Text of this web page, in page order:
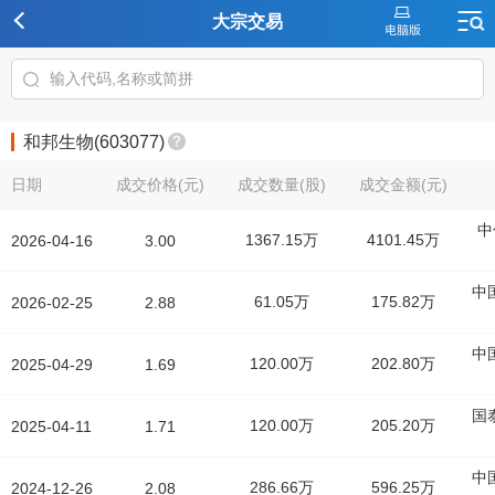
大宗交易
和邦生物(603077)
日期
2026-04-16
2026-02-25
2025-04-29
2025-04-11
2024-12-26
成交价格(元) 成交数量(股) 成交金额(元)
3.00 1367.15万 4101.45万
2.88 61.05万 175.82万
中
1.69 120.00万 202.80万
中
1.71 120.00万 205.20万
国
2.08 286.66万 596.25万
中